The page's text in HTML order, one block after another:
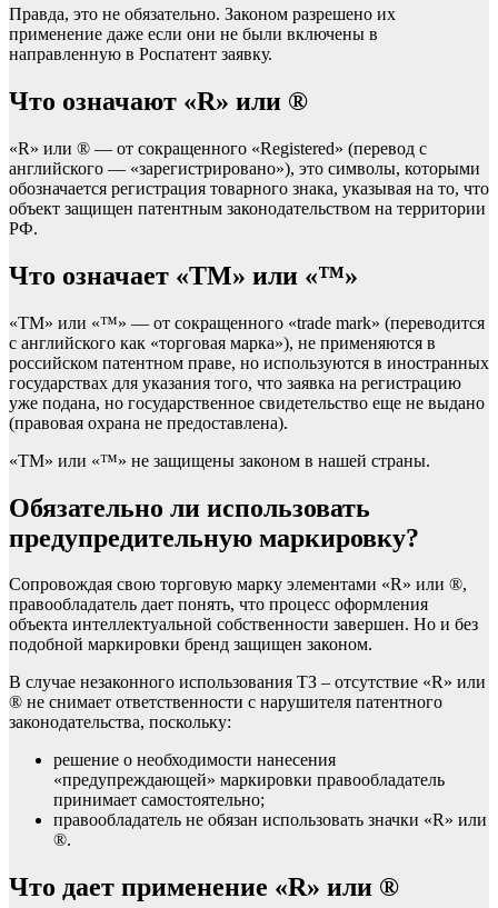
Правда, это не обязательно. Законом разрешено их
применение даже если они не были включены в
направленную в Роспатент заявку.
Что означают «R» или ®
«R» или ® — от сокращенного «Registered» (перевод с
английского — «зарегистрировано»), это символы, которыми
обозначается регистрация товарного знака, указывая на то, что
объект защищен патентным законодательством на территории
РФ.
Что означает «ТМ» или «™»
«ТМ» или «™» — от сокращенного «trade mark» (переводится
с английского как «торговая марка»), не применяются в
российском патентном праве, но используются в иностранных
государствах для указания того, что заявка на регистрацию
уже подана, но государственное свидетельство еще не выдано
(правовая охрана не предоставлена).
«TM» или «™» не защищены законом в нашей страны.
Обязательно ли использовать
предупредительную маркировку?
Сопровождая свою торговую марку элементами «R» или ®,
правообладатель дает понять, что процесс оформления
объекта интеллектуальной собственности завершен. Но и без
подобной маркировки бренд защищен законом.
В случае незаконного использования ТЗ – отсутствие «R» или
® не снимает ответственности с нарушителя патентного
законодательства, поскольку:
решение о необходимости нанесения
«предупреждающей» маркировки правообладатель
принимает самостоятельно;
правообладатель не обязан использовать значки «R» или
®.
Что дает применение «R» или ®